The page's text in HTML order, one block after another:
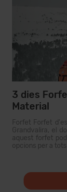
3 dies
Material
Forfet Forfet
Grandvalira, el
aquest forfet
opcions per a tots